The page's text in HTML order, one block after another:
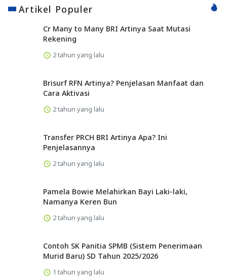
Artikel Populer
Cr Many to Many BRI Artinya Saat Mutasi
Rekening
2 tahun yang lalu
Brisurf RFN Artinya? Penjelasan Manfaat dan
Cara Aktivasi
2 tahun yang lalu
Transfer PRCH BRI Artinya Apa? Ini
Penjelasannya
2 tahun yang lalu
Pamela Bowie Melahirkan Bayi Laki-laki,
Namanya Keren Bun
2 tahun yang lalu
Contoh SK Panitia SPMB (Sistem Penerimaan
Murid Baru) SD Tahun 2025/2026
1 tahun yang lalu